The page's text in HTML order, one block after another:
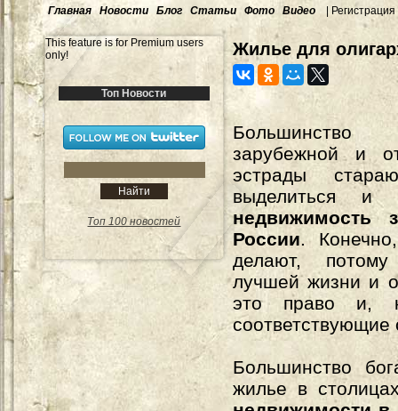
Главная Новости Блог Статьи Фото Видео | Регистрация
This feature is for Premium users
only!
Топ Новости
Топ 100 новостей
Жилье для
зарубежной и
эстрады
выделиться и
недвижимость
России.
делают,
лучшей жизни и
это право и,
соответствующие
Большинство
жилье в